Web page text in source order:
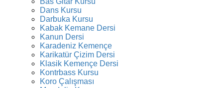
Dans Kursu
Darbuka Kursu
Kabak Kemane Dersi
Kanun Dersi
Karadeniz Kemençe
Karikatür Çizim Dersi
Klasik Kemençe Dersi
Kontrbass Kursu
Koro Çalışması